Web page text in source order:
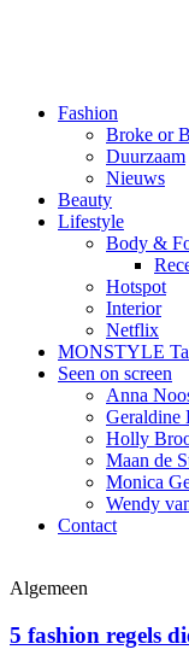
Fashion
Broke or
Duurzaam
Nieuws
Beauty
Lifestyle
Body &
Hotspot
Interior
Netflix
MONSTYLE
Seen on screen
Anna
Geraldine
Holly
Maan de
Monica
Wendy
Contact
Algemeen
5 fashion regels